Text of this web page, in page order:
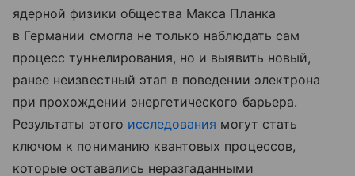
ядерной физики общества Макса Планка
в Германии смогла не только наблюдать сам
процесс туннелирования, но и выявить новый,
ранее неизвестный этап в поведении электрона
при прохождении энергетического барьера.
Результаты этого исследования могут стать
ключом к пониманию квантовых процессов,
которые оставались неразгаданными